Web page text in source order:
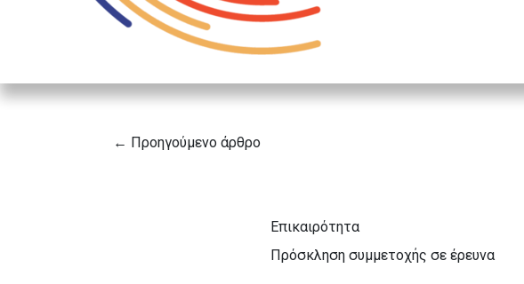
← Προηγούμενο άρθρο
Επικαιρότητα
Πρόσκληση συμμετοχής σε έρευνα